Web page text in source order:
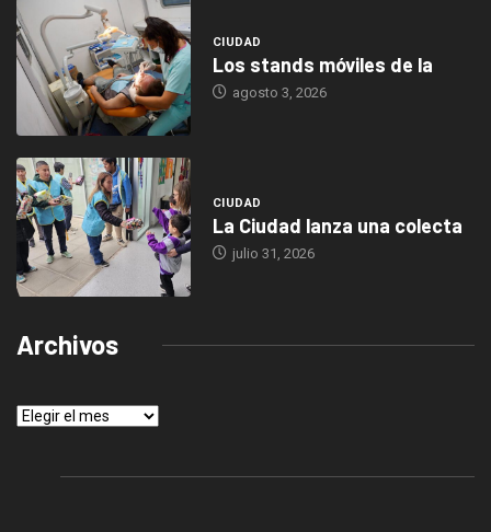
CIUDAD
Los stands móviles de la
agosto 3, 2026
CIUDAD
La Ciudad lanza una colecta
julio 31, 2026
Archivos
Archivos